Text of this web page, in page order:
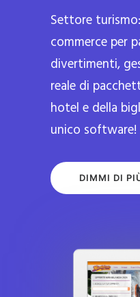
Settore
commerce per
divertimenti,
reale di
hotel e della
unico software!
DIMMI DI